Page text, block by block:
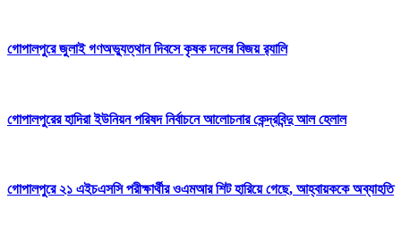
গোপালপুরে জুলাই গণঅভ্যুত্থান দিবসে কৃষক দলের বিজয় র‍্যালি
গোপালপুরের হাদিরা ইউনিয়ন পরিষদ নির্বাচনে আলোচনার কেন্দ্রবিন্দু আল হেলাল
গোপালপুরে ২১ এইচএসসি পরীক্ষার্থীর ওএমআর শিট হারিয়ে গেছে, আহ্বায়ককে অব্যাহতি